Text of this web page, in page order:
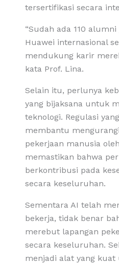
tersertifikasi secara
“Sudah ada 110
Huawei internasional
mendukung karir
kata Prof. Lina.
Selain itu, perlunya
yang bijaksana untuk
teknologi. Regulasi
membantu
pekerjaan manusia
memastikan bahwa
berkontribusi pada
secara keseluruhan.
Sementara AI telah
bekerja, tidak benar
merebut lapangan
secara keseluruhan.
menjadi alat yang